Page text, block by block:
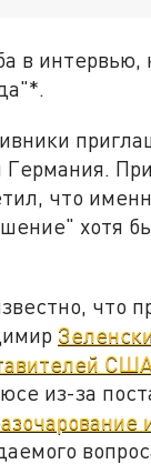
в интервью,
При
что
хотя
что
из-за